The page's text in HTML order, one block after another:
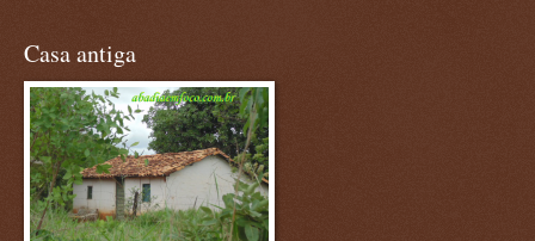
Casa antiga